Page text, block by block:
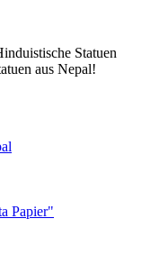
Statuen
aus Nepal!
Papier"